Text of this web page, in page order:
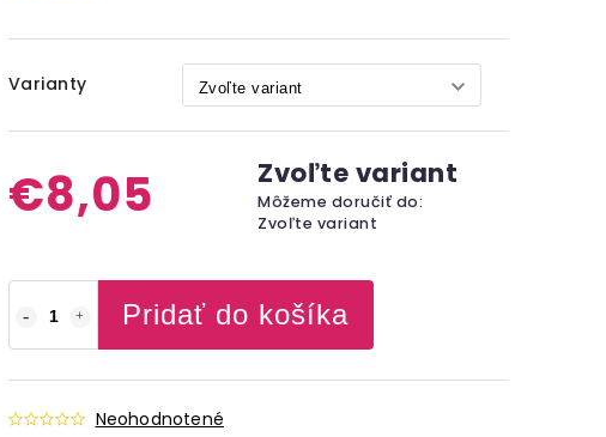
Varianty
€8,05 Zvoľte variant
Môžeme doručiť do:
Zvoľte variant
Pridať do košíka
Neohodnotené